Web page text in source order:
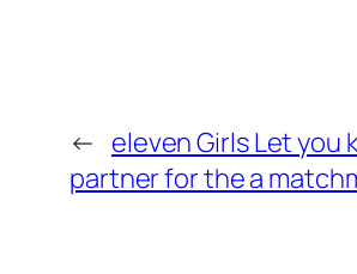
← eleven Girls Let you
partner for the a